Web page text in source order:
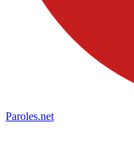
Paroles.net